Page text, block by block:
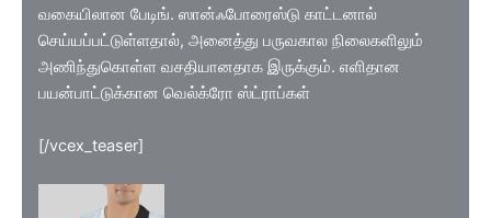
வகையிலான பேடிங். ஸான்ஃபோரைஸ்டு காட்டனால்
செய்யப்பட்டுள்ளதால், அனைத்து பருவகால நிலைகளிலும்
அணிந்துகொள்ள வசதியானதாக இருக்கும். எளிதான
பயன்பாட்டுக்கான வெல்க்ரோ ஸ்ட்ராப்கள்
[/vcex_teaser]